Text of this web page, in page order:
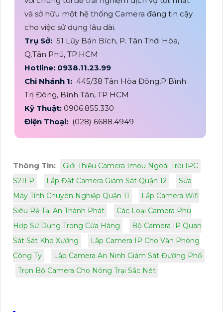
và sở hữu một hệ thống Camera đáng tin cậy
cho việc sử dụng lâu dài.
Trụ Sở: 51 Lũy Bán Bích, P. Tân Thới Hòa,
Q.Tân Phú, TP.HCM
Hotline: 0938.11.23.99
Chi Nhánh 1: 445/38 Tân Hòa Đông,P Bình
Trị Đông, Bình Tân, TP HCM
Kỹ Thuật: 0906.855.330
Điện Thoại: (028) 6688.4949
Thông Tin:
Giới Thiệu Camera Imou Ngoài Trời IPC-
S21FP
Lắp Đặt Camera Giám Sát Quận 12
Sửa
Máy Tính Chuyên Nghiệp Quận 11
Lắp Camera Wifi
Siêu Rẻ Tại An Thành Phát
Các Loại Camera Phù
Hợp Sử Dụng Trong Cửa Hàng
Bộ Camera IP Quan
Sát Sát Kho Xưởng
Lắp Camera IP Cho Văn Phòng
Công Ty
Lắp Camera An Ninh Giám Sát Đường Phố
Trọn Bộ Camera Cho Nông Trại Sắc Nét